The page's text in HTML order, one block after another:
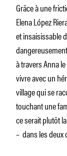
Grâce à une
Elena López
et insaisissable
à travers Anna
vivre avec un
village qui se
touchant une
ce serait plutôt
– dans les deux